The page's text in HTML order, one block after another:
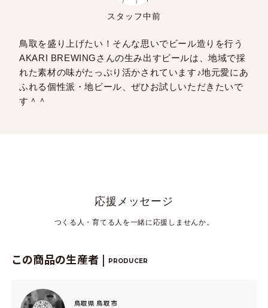
スタッフ中前
鳥取を盛り上げたい！そんな思いでビール造りを行う
AKARI BREWINGさんの生み出すビールは、地域で採
れた素材の味がたっぷり活かされています♪地元愛にあ
ふれる個性派・地ビール、ぜひお試しいただきたいで
す＾＾
応援メッセージ
つくる人・育てる人を一緒に応援しませんか。
この商品の生産者 | PRODUCER
鳥取県 鳥取市